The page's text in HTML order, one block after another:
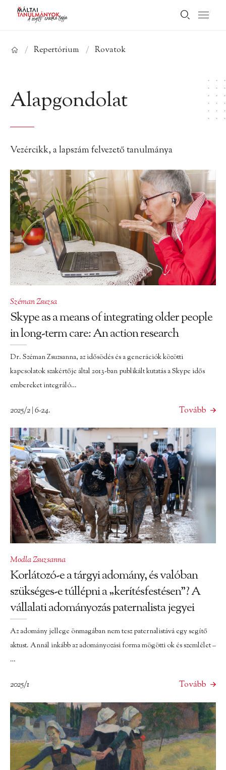
/ Repertórium / Rovatok
Alapgondolat
Vezércikk, a lapszám felvezető tanulmánya
Széman Zsuzsa
Skype as a means of integrating older people
in long-term care: An action research
Dr. Széman Zsuzsanna, az idősödés és a generációk közötti
kapcsolatok szakértője által 2013-ban publikált kutatás a Skype idős
embereket integráló…
2025/2 | 6-24. Tovább
Modla Zsuzsanna
Korlátozó-e a tárgyi adomány, és valóban
szükséges-e túllépni a „kerítésfestésen”? A
vállalati adományozás paternalista jegyei
Az adomány jellege önmagában nem tesz paternalistává egy segítő
aktust. Annál inkább az adományozási forma mögötti ok és szemlélet –
…
2025/1 Tovább